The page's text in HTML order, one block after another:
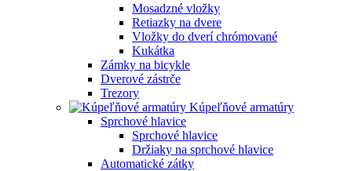
Mosadzné vložky
Retiazky na dvere
Vložky do dverí chrómované
Kukátka
Zámky na bicykle
Dverové zástrče
Trezory
Kúpeľňové armatúry
Sprchové hlavice
Sprchové hlavice
Držiaky na sprchové hlavice
Automatické zátky